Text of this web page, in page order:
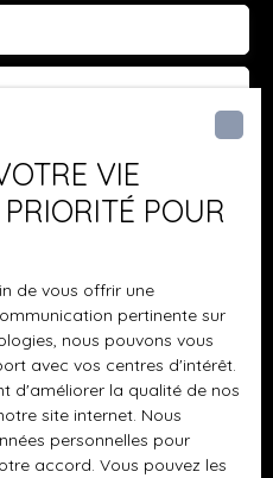
au RGPD. Si vous ne
de prospection
vous pouvez
sur la liste d'opposition
prévu par l'article
sur le site
ou par courrier
Bloctel, CS 61311, 41013
VIE
POUR
de vous offrir une
pertinente sur
nous pouvons vous
avec vos centres d'intérêt.
d'améliorer la qualité de nos
site internet. Nous
personnelles pour
accord. Vous pouvez les